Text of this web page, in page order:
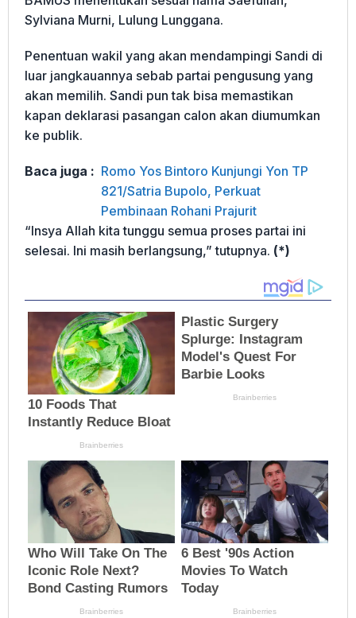
Sylviana Murni, Lulung Lunggana.
Penentuan wakil yang akan mendampingi Sandi di
luar jangkauannya sebab partai pengusung yang
akan memilih. Sandi pun tak bisa memastikan
kapan deklarasi pasangan calon akan diumumkan
ke publik.
Baca juga : Romo Yos Bintoro Kunjungi Yon TP
821/Satria Bupolo, Perkuat
Pembinaan Rohani Prajurit
“Insya Allah kita tunggu semua proses partai ini
selesai. Ini masih berlangsung,” tutupnya. (*)